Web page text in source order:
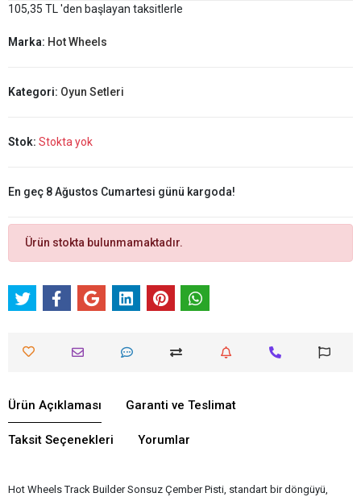
105,35 TL 'den başlayan taksitlerle
Marka: Hot Wheels
Kategori: Oyun Setleri
Stok: Stokta yok
En geç 8 Ağustos Cumartesi günü kargoda!
Ürün stokta bulunmamaktadır.
Ürün Açıklaması Garanti ve Teslimat
Taksit Seçenekleri Yorumlar
Hot Wheels Track Builder Sonsuz Çember Pisti, standart bir döngüyü,